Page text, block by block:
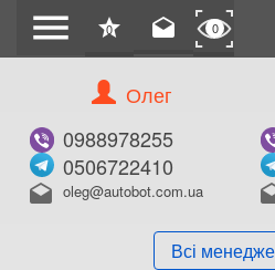
menu star
0 drafts 0
Олег
0988978255
0506722410
drafts oleg@autobot.com.ua
Всі